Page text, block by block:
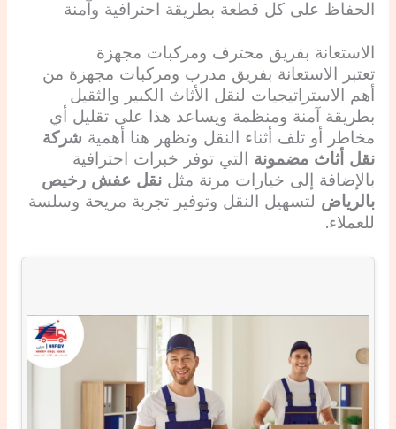
الحفاظ على كل قطعة بطريقة احترافية وآمنة
الاستعانة بفريق محترف ومركبات مجهزة
تعتبر الاستعانة بفريق مدرب ومركبات مجهزة من
أهم الاستراتيجيات لنقل الأثاث الكبير والثقيل
بطريقة آمنة ومنظمة ويساعد هذا على تقليل أي
مخاطر أو تلف أثناء النقل وتظهر هنا أهمية شركة
نقل أثاث مضمونة التي توفر خبرات احترافية
بالإضافة إلى خيارات مرنة مثل نقل عفش رخيص
بالرياض لتسهيل النقل وتوفير تجربة مريحة وسلسة
للعملاء.